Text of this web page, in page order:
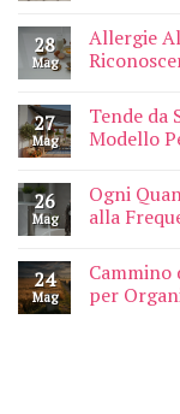
28
Mag
Allergie
27
Mag
Tende da
Modello
26
Mag
Ogni
alla
24
Mag
Cammino
per